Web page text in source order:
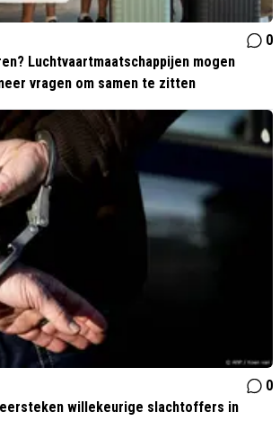
0
Luchtvaartmaatschappijen mogen
vragen om samen te zitten
0
willekeurige slachtoffers in